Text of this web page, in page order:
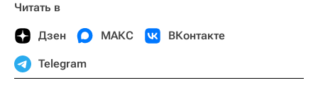
Читать в
Дзен МАКС ВКонтакте
Telegram